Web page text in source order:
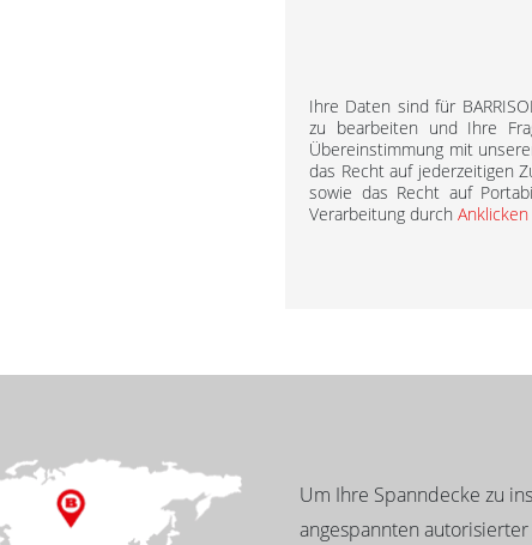
Ihre Daten sind für
zu bearbeiten und Ihre
Übereinstimmung mit
das Recht auf jederzeitigen
sowie das Recht auf
Verarbeitung durch
Um Ihre Spanndecke zu
angespannten